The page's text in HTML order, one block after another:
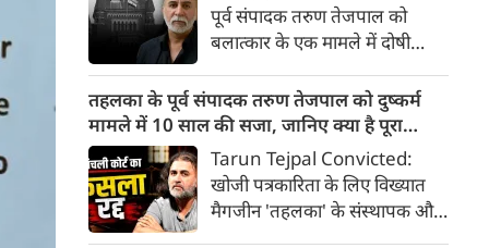
पूर्व संपादक तरुण तेजपाल को
बलात्कार के एक मामले में दोषी
की धारा 376(2)(f), 376(2)(k),
354A और 354B के तहत दोषी
ठहराया। अदालत ने उन्हें 10 साल
कैद की सजा सुनाई। वो इस फैसले को
सुप्रीम कोर्ट में चुनौती देंगे।
तहलका के पूर्व संपादक तरुण तेजपाल को दुष्कर्म
मामले में 10 साल की सजा, जानिए क्या है पूरा
मामला
Tarun Tejpal Convicted:
खोजी पत्रकारिता के लिए विख्यात
मैगजीन 'तहलका' के संस्थापक और